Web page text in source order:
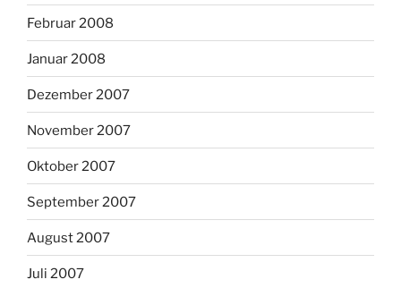
Februar 2008
Januar 2008
Dezember 2007
November 2007
Oktober 2007
September 2007
August 2007
Juli 2007